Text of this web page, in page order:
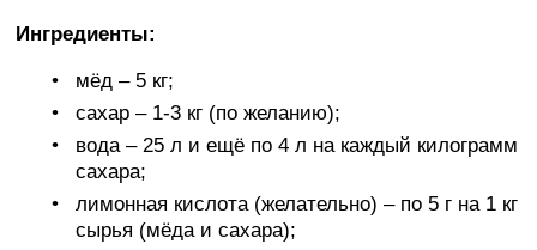
Ингредиенты:
мёд – 5 кг;
сахар – 1-3 кг (по желанию);
вода – 25 л и ещё по 4 л на каждый килограмм
сахара;
лимонная кислота (желательно) – по 5 г на 1 кг
сырья (мёда и сахара);